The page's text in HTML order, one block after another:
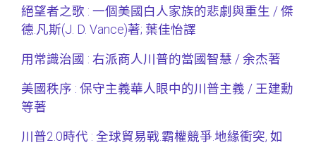
絕望者之歌 : 一個美國白人家族的悲劇與重生 / 傑
德.凡斯(J. D. Vance)著; 葉佳怡譯
用常識治國 : 右派商人川普的當國智慧 / 余杰著
美國秩序 : 保守主義華人眼中的川普主義 / 王建勳
等著
川普2.0時代 : 全球貿易戰.霸權競爭.地緣衝突, 如